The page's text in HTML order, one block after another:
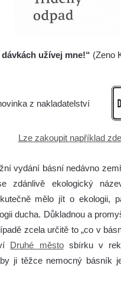
užívej mne!“ (Zeno
z nakladatelství
Lze zakoupit například
vydání básní nedávno
zdánlivě ekologický
mělo jít o ekologii,
ducha. Důkladnou a
zcela určitě to „co v
Druhé městosbírku v
ji těžce nemocný básník